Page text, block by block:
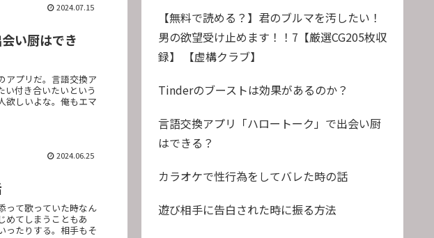
2024.07.15
い厨はでき
アプリだ。言語交換ア
い付き合いたいという
欲しいよな。俺もエマ
2024.06.25
って歌っていた時なん
めてしまうこともあ
ったりする。相手もそ
【無料で読める？】君のブルマを汚したい！
男の欲望受け止めます！！7【厳選CG205枚収
録】 【虚構クラブ】
Tinderのブーストは効果があるのか？
言語交換アプリ「ハロートーク」で出会い厨
はできる？
カラオケで性行為をしてバレた時の話
遊び相手に告白された時に振る方法